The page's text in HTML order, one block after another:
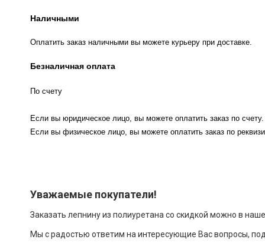
Наличными
Оплатить заказ наличными вы можете курьеру при доставке.
Безналичная оплата
По счету
Если вы юридическое лицо, вы можете оплатить заказ по счету.
Если вы физическое лицо, вы можете оплатить заказ по
Уважаемые покупатели!
Заказать лепнину из полиуретана со скидкой можно в
Мы с радостью ответим на интересующие Вас вопросы,